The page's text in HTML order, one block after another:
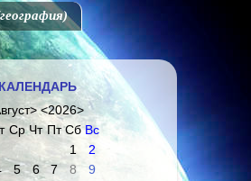
на каждый Ваш комментарий!
> <2026>
Ср Чт Пт Сб Вс
1
2
5 6 7 8
9